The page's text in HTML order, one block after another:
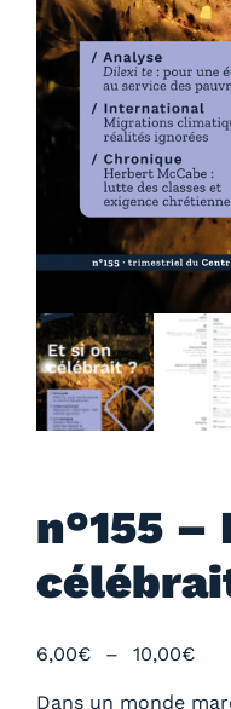
n°155 –
6,00€ – 10,00€P
Dans un monde